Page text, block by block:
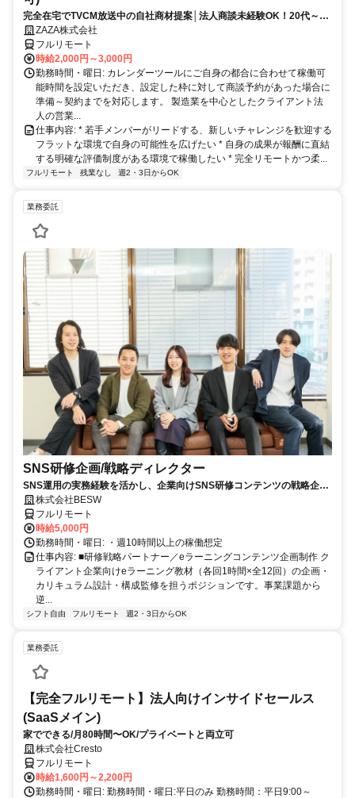
完全在宅でTVCM放送中の自社商材提案│法人商談未経験OK！20代～活
躍中◎顧客課題を解決する提案経験が積める環境
ZAZA株式会社
フルリモート
時給2,000円～3,000円
勤務時間・曜日: カレンダーツールにご自身の都合に合わせて稼働可
能時間を設定いただき、設定した枠に対して商談予約があった場合に
準備～契約までを対応します。 製造業を中心としたクライアント法
人の営業...
仕事内容: * 若手メンバーがリードする、新しいチャレンジを歓迎する
フラットな環境で自身の可能性を広げたい * 自身の成果が報酬に直結
する明確な評価制度がある環境で稼働したい * 完全リモートかつ柔...
フルリモート 残業なし 週2・3日からOK
業務委託
SNS研修企画/戦略ディレクター
SNS運用の実務経験を活かし、企業向けSNS研修コンテンツの戦略企
画・カリキュラム設計・監修を担う上流ポジションです。
株式会社BESW
フルリモート
時給5,000円
勤務時間・曜日: ・週10時間以上の稼働想定
仕事内容: ■研修戦略パートナー／eラーニングコンテンツ企画制作 ク
ライアント企業向けeラーニング教材（各回1時間×全12回）の企画・
カリキュラム設計・構成監修を担うポジションです。事業課題から
逆...
シフト自由 フルリモート 週2・3日からOK
業務委託
【完全フルリモート】法人向けインサイドセールス
(SaaSメイン)
家でできる/月80時間〜OK/プライベートと両立可
株式会社Cresto
フルリモート
時給1,600円～2,200円
勤務時間・曜日: 勤務時間・曜日:平日のみ 勤務時間：平日9:00～